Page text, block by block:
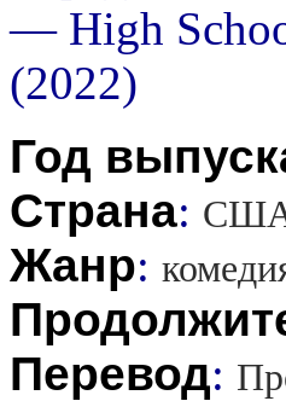
Год
Страна:
Жанр:
Перевод: